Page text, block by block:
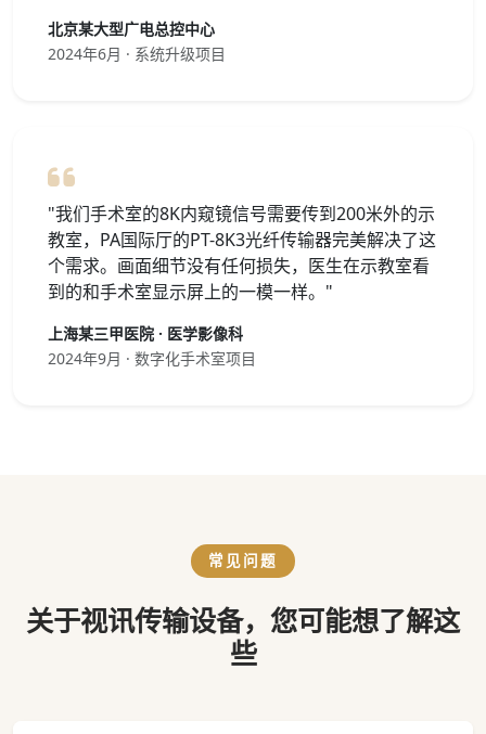
北京某大型广电总控中心
2024年6月 · 系统升级项目
"我们手术室的8K内窥镜信号需要传到200米外的示
教室，PA国际厅的PT-8K3光纤传输器完美解决了这
个需求。画面细节没有任何损失，医生在示教室看
到的和手术室显示屏上的一模一样。"
上海某三甲医院 · 医学影像科
2024年9月 · 数字化手术室项目
常见问题
关于视讯传输设备，您可能想了解这
些